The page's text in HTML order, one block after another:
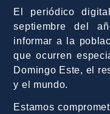
El periódico
septiembre del
informar a la
que ocurren
Domingo Este, el
y el mundo.
Estamos